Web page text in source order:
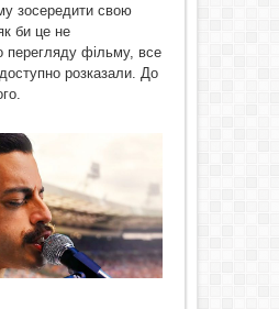
зосередити свою
би це не
перегляду фільму, все
розказали. До